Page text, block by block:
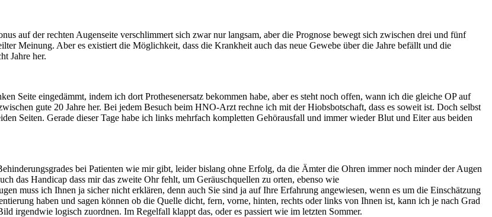
auf der rechten Augenseite verschlimmert sich zwar nur langsam, aber die Prognose bewegt sich zwischen drei und fünf
Meinung. Aber es existiert die Möglichkeit, dass die Krankheit auch das neue Gewebe über die Jahre befällt und die
Jahre her.
Seite eingedämmt, indem ich dort Prothesenersatz bekommen habe, aber es steht noch offen, wann ich die gleiche OP auf
gute 20 Jahre her. Bei jedem Besuch beim HNO-Arzt rechne ich mit der Hiobsbotschaft, dass es soweit ist. Doch selbst
Seiten. Gerade dieser Tage habe ich links mehrfach kompletten Gehörausfall und immer wieder Blut und Eiter aus beiden
bei Patienten wie mir gibt, leider bislang ohne Erfolg, da die Ämter die Ohren immer noch minder der Augen
das Handicap dass mir das zweite Ohr fehlt, um Geräuschquellen zu orten, ebenso wie
muss ich Ihnen ja sicher nicht erklären, denn auch Sie sind ja auf Ihre Erfahrung angewiesen, wenn es um die Einschätzung
haben und sagen können ob die Quelle dicht, fern, vorne, hinten, rechts oder links von Ihnen ist, kann ich je nach Grad
irgendwie logisch zuordnen. Im Regelfall klappt das, oder es passiert wie im letzten Sommer.